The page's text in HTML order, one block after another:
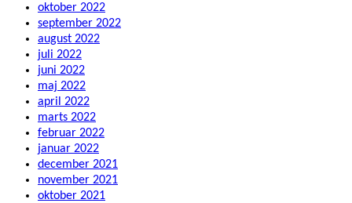
oktober 2022
september 2022
august 2022
juli 2022
juni 2022
maj 2022
april 2022
marts 2022
februar 2022
januar 2022
december 2021
november 2021
oktober 2021